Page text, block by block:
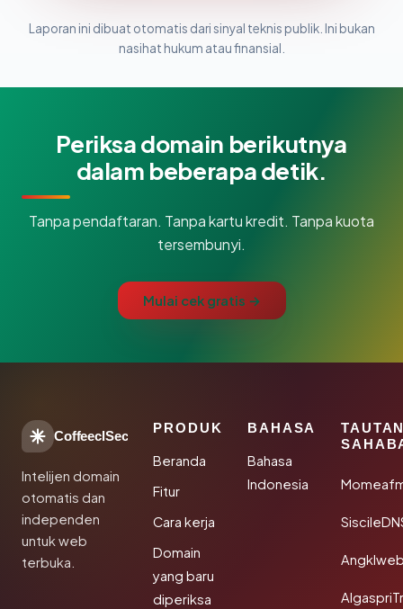
Laporan ini dibuat otomatis dari sinyal teknis publik. Ini bukan
nasihat hukum atau finansial.
Periksa domain berikutnya
dalam beberapa detik.
Tanpa pendaftaran. Tanpa kartu kredit. Tanpa kuota
tersembunyi.
Mulai cek gratis →
CoffeeclSec
Intelijen domain
otomatis dan
independen
untuk web
terbuka.
PRODUK
Beranda
Fitur
Cara kerja
Domain
yang baru
diperiksa
BAHASA
Bahasa
Indonesia